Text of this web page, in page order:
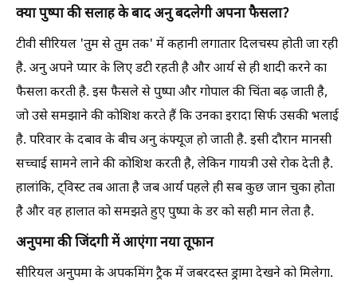
क्या पुष्पा की सलाह के बाद अनु बदलेगी अपना फैसला?
टीवी सीरियल 'तुम से तुम तक' में कहानी लगातार दिलचस्प होती जा रही
है. अनु अपने प्यार के लिए डटी रहती है और आर्य से ही शादी करने का
फैसला करती है. इस फैसले से पुष्पा और गोपाल की चिंता बढ़ जाती है,
जो उसे समझाने की कोशिश करते हैं कि उनका इरादा सिर्फ उसकी भलाई
है. परिवार के दबाव के बीच अनु कंफ्यूज हो जाती है. इसी दौरान मानसी
सच्चाई सामने लाने की कोशिश करती है, लेकिन गायत्री उसे रोक देती है.
हालांकि, ट्विस्ट तब आता है जब आर्य पहले ही सब कुछ जान चुका होता
है और वह हालात को समझते हुए पुष्पा के डर को सही मान लेता है.
अनुपमा की जिंदगी में आएंगा नया तूफान
सीरियल अनुपमा के अपकमिंग ट्रैक में जबरदस्त ड्रामा देखने को मिलेगा.